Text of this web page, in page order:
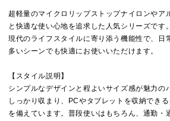
超軽量のマイクロリップストップナイロンやア
と快適な使い心地を追求した人気シリーズです。
現代のライフスタイルに寄り添う機能性で、日
多いシーンでも快適にお使いいただけます。
【スタイル説明】
シンプルなデザインと程よいサイズ感が魅力の
しっかり収まり、PCやタブレットを収納でき
を備えています。普段使いはもちろん、通勤・